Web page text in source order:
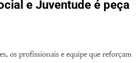
e Juventude é peça
os profissionais e equipe que reforçam